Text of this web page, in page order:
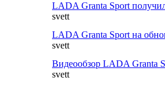
LADA Granta Sport
svett
LADA Granta Sport на
svett
Видеообзор LADA Granta
svett